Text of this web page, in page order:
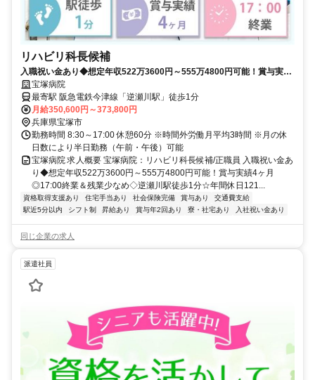
リハビリ科長候補
入職祝い金あり◆想定年収522万3600円～555万4800円可能！賞与実績
4ヶ月◎17:00終業＆残業少なめ◇逆瀬川駅徒歩1分☆年間休日121日以
上★採用強化中【宝塚市・逆瀬川駅・病院・リハビリ科長候補・正職
員】
宝塚病院
最寄駅 阪急電鉄今津線「逆瀬川駅」徒歩1分
月給350,600円～373,800円
兵庫県宝塚市
勤務時間 8:30～17:00 休憩60分 ※時間外労働月平均3時間 ※月の休
日数により半日勤務（午前・午後）可能
宝塚病院 求人概要 宝塚病院：リハビリ科長候補/正職員 入職祝い金あ
り◆想定年収522万3600円～555万4800円可能！賞与実績4ヶ月
◎17:00終業＆残業少なめ◇逆瀬川駅徒歩1分☆年間休日121...
資格取得支援あり 住宅手当あり 社会保険完備 賞与あり
交通費支給
駅近5分以内
シフト制 昇給あり 賞与年2回あり 寮・社宅あり 入社祝い金あり
同じ企業の求人
派遣社員